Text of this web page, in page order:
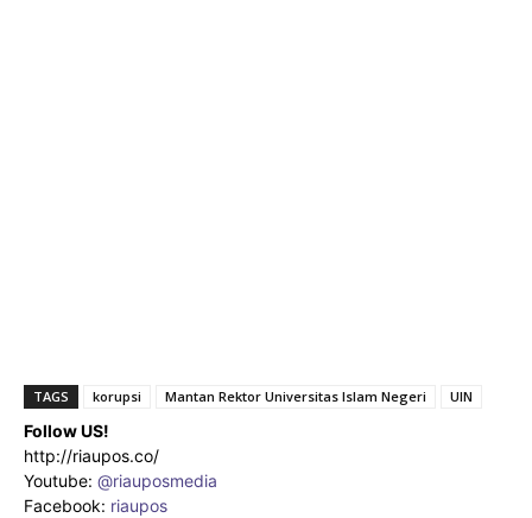
TAGS korupsi Mantan Rektor Universitas Islam Negeri UIN
Follow US!
http://riaupos.co/
Youtube: @riauposmedia
Facebook: riaupos